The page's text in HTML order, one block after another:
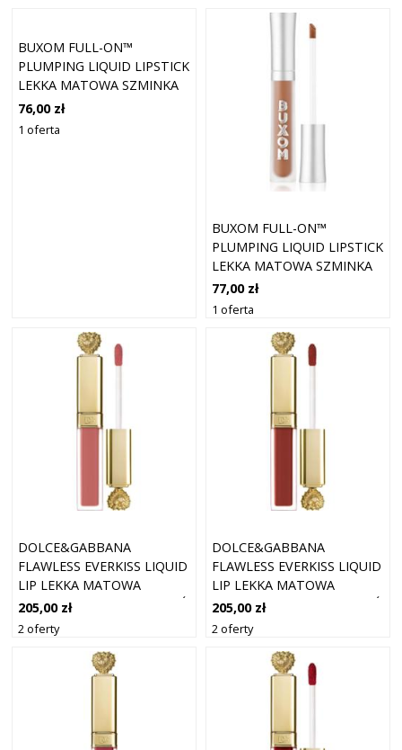
BUXOM FULL-ON™
PLUMPING LIQUID LIPSTICK
LEKKA MATOWA SZMINKA
W PŁYNIE PARTY HOPPING
4,2 ML
76,00 zł
1 oferta
BUXOM FULL-ON™
PLUMPING LIQUID LIPSTICK
LEKKA MATOWA SZMINKA
W PŁYNIE ROAD TRIPPIN
4,2 ML
77,00 zł
1 oferta
DOLCE&GABBANA
FLAWLESS EVERKISS LIQUID
LIP LEKKA MATOWA
SZMINKA W PŁYNIE ODCIEŃ
DESIRE 90 5 ML
205,00 zł
2 oferty
DOLCE&GABBANA
FLAWLESS EVERKISS LIQUID
LIP LEKKA MATOWA
SZMINKA W PŁYNIE ODCIEŃ
COURAGE 150 5 ML
205,00 zł
2 oferty